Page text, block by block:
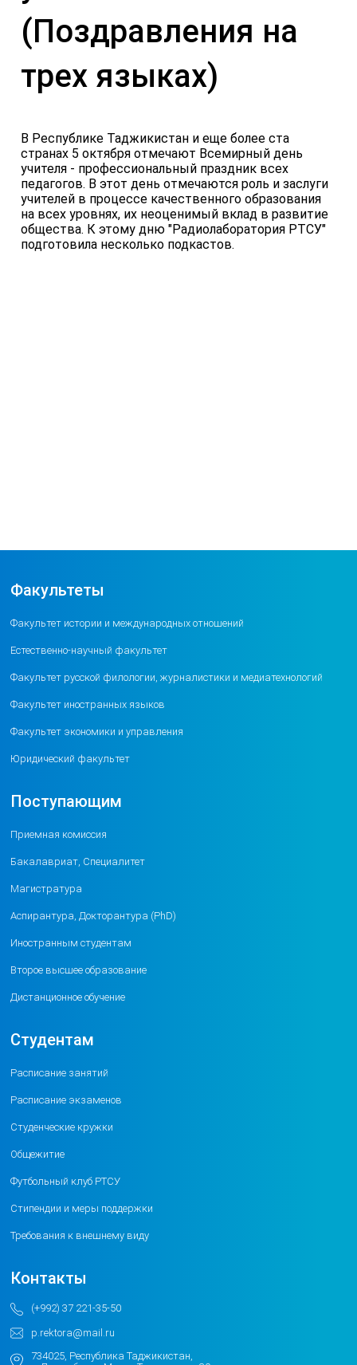
(Поздравления на
трех языках)
В Республике Таджикистан и еще более ста
странах 5 октября отмечают Всемирный день
учителя - профессиональный праздник всех
педагогов. В этот день отмечаются роль и заслуги
учителей в процессе качественного образования
на всех уровнях, их неоценимый вклад в развитие
общества. К этому дню "Радиолаборатория РТСУ"
подготовила несколько подкастов.
Факультеты
Факультет истории и международных отношений
Естественно-научный факультет
Факультет русской филологии, журналистики и медиатехнологий
Факультет иностранных языков
Факультет экономики и управления
Юридический факультет
Поступающим
Приемная комиссия
Бакалавриат, Специалитет
Магистратура
Аспирантура, Докторантура (PhD)
Иностранным студентам
Второе высшее образование
Дистанционное обучение
Студентам
Расписание занятий
Расписание экзаменов
Студенческие кружки
Общежитие
Футбольный клуб РТСУ
Стипендии и меры поддержки
Требования к внешнему виду
Контакты
(+992) 37 221-35-50
p.rektora@mail.ru
734025, Республика Таджикистан,